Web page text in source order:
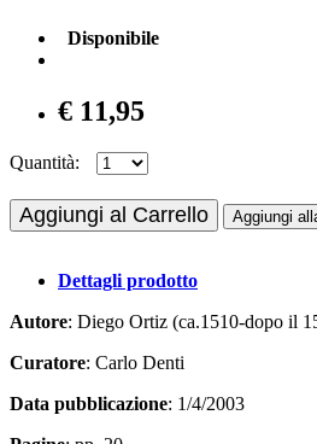
Disponibile
€ 11,95
Quantità:
Aggiungi al Carrello Aggiungi
Dettagli prodotto
Autore: Diego Ortiz (ca.1510-dopo il
Curatore: Carlo Denti
Data pubblicazione: 1/4/2003